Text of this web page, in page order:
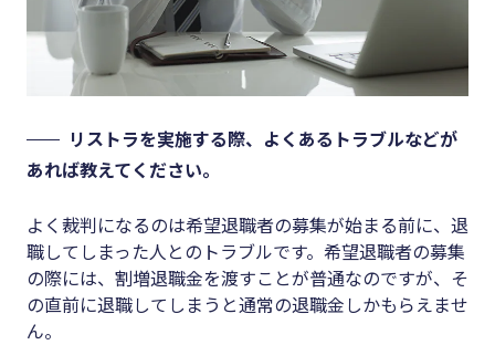
リストラを実施する際、よくあるトラブルなどが
あれば教えてください。
よく裁判になるのは希望退職者の募集が始まる前に、退
職してしまった人とのトラブルです。希望退職者の募集
の際には、割増退職金を渡すことが普通なのですが、そ
の直前に退職してしまうと通常の退職金しかもらえませ
ん。